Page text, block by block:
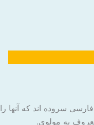
سروده اند که آنها را
به مولوی.